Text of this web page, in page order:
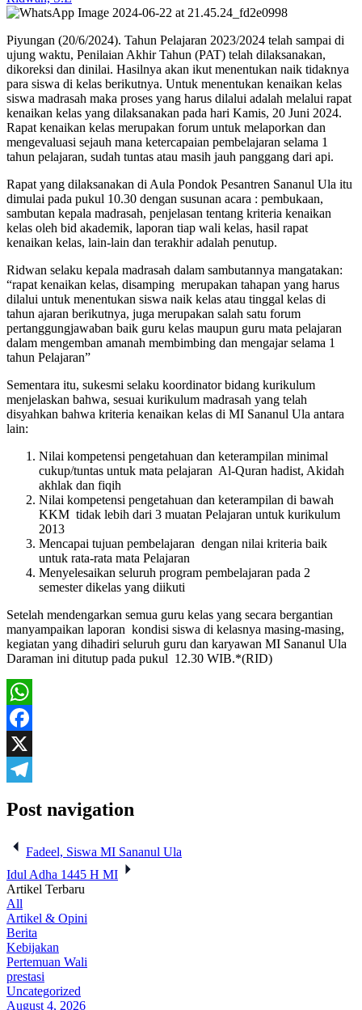
Piyungan (20/6/2024). Tahun Pelajaran 2023/2024 telah sampai di
ujung waktu, Penilaian Akhir Tahun (PAT) telah dilaksanakan,
dikoreksi dan dinilai. Hasilnya akan ikut menentukan naik tidaknya
para siswa di kelas berikutnya. Untuk menentukan kenaikan kelas
siswa madrasah maka proses yang harus dilalui adalah melalui rapat
kenaikan kelas yang dilaksanakan pada hari Kamis, 20 Juni 2024.
Rapat kenaikan kelas merupakan forum untuk melaporkan dan
mengevaluasi sejauh mana ketercapaian pembelajaran selama 1
tahun pelajaran, sudah tuntas atau masih jauh panggang dari api.
Rapat yang dilaksanakan di Aula Pondok Pesantren Sananul Ula itu
dimulai pada pukul 10.30 dengan susunan acara : pembukaan,
sambutan kepala madrasah, penjelasan tentang kriteria kenaikan
kelas oleh bid akademik, laporan tiap wali kelas, hasil rapat
kenaikan kelas, lain-lain dan terakhir adalah penutup.
Ridwan selaku kepala madrasah dalam sambutannya mangatakan:
“rapat kenaikan kelas, disamping merupakan tahapan yang harus
dilalui untuk menentukan siswa naik kelas atau tinggal kelas di
tahun ajaran berikutnya, juga merupakan salah satu forum
pertanggungjawaban baik guru kelas maupun guru mata pelajaran
dalam mengemban amanah membimbing dan mengajar selama 1
tahun Pelajaran”
Sementara itu, sukesmi selaku koordinator bidang kurikulum
menjelaskan bahwa, sesuai kurikulum madrasah yang telah
disyahkan bahwa kriteria kenaikan kelas di MI Sananul Ula antara
lain:
Nilai kompetensi pengetahuan dan keterampilan minimal
cukup/tuntas untuk mata pelajaran Al-Quran hadist, Akidah
akhlak dan fiqih
Nilai kompetensi pengetahuan dan keterampilan di bawah
KKM tidak lebih dari 3 muatan Pelajaran untuk kurikulum
2013
Mencapai tujuan pembelajaran dengan nilai kriteria baik
untuk rata-rata mata Pelajaran
Menyelesaikan seluruh program pembelajaran pada 2
semester dikelas yang diikuti
Setelah mendengarkan semua guru kelas yang secara bergantian
manyampaikan laporan kondisi siswa di kelasnya masing-masing,
kegiatan yang dihadiri seluruh guru dan karyawan MI Sananul Ula
Daraman ini ditutup pada pukul 12.30 WIB.*(RID)
WhatsApp
Facebook
X
Post navigation
Fadeel, Siswa MI Sananul Ula
Idul Adha 1445 H MI
Artikel Terbaru
All
Artikel & Opini
Berita
Kebijakan
Pertemuan Wali
prestasi
Uncategorized
August 4, 2026